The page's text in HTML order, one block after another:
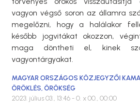
vagyon végső soron az államra
megelőzni, hogy a halálakor
később jogvitákat okozzon,
maga döntheti el, kinek
vagyontárgyakat.
MAGYAR ORSZÁGOS KÖZJEGYZŐI
ÖRÖKLÉS,ÖRÖKSÉG
2023. július 03., 13:46 - 0. x 00., 00:00